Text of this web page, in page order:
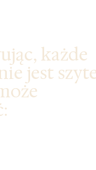
każde
jest